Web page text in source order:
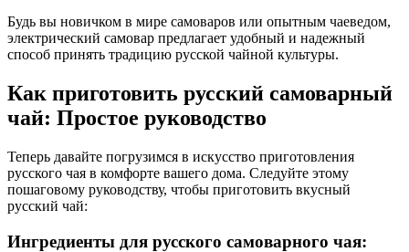
Будь вы новичком в мире самоваров или опытным чаеведом,
электрический самовар предлагает удобный и надежный
способ принять традицию русской чайной культуры.
Как приготовить русский самоварный
чай: Простое руководство
Теперь давайте погрузимся в искусство приготовления
русского чая в комфорте вашего дома. Следуйте этому
пошаговому руководству, чтобы приготовить вкусный
русский чай:
Ингредиенты для русского самоварного чая: